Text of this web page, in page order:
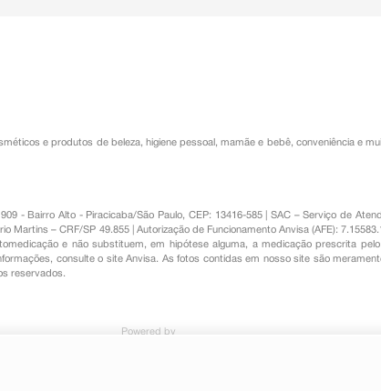
e produtos de beleza, higiene pessoal ,mamãe e bebê, conveniênciae
- Bairro Alto - Piracicaba/São Paulo, CEP: 13416-585 | SAC – Serviço de
Martins – CRF/SP 49.855 | Autorização de Funcionamento Anvisa (AFE):
e não substituem, em hipótese alguma, a medicação prescrita
consulte o site Anvisa. As fotos contidas em nosso site são
reservados.
Powered by